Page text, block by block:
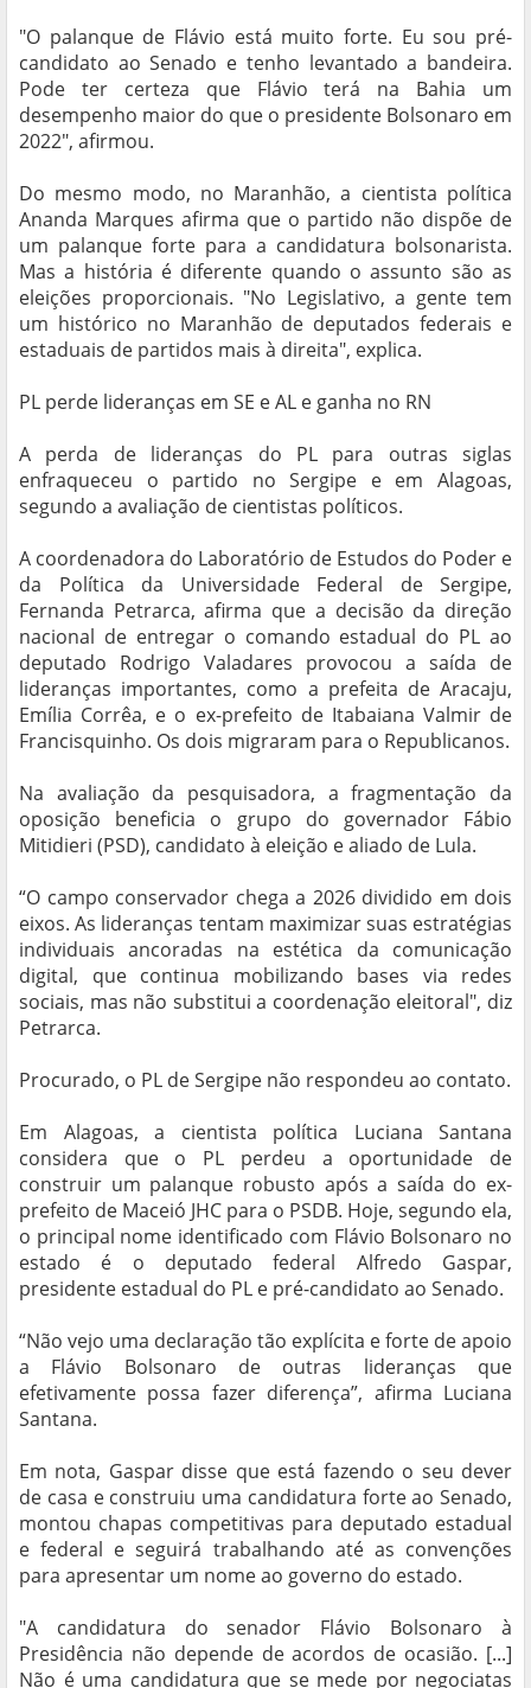
"O palanque de Flávio está muito forte. Eu sou pré-
candidato ao Senado e tenho levantado a bandeira.
Pode ter certeza que Flávio terá na Bahia um
desempenho maior do que o presidente Bolsonaro em
2022", afirmou.
Do mesmo modo, no Maranhão, a cientista política
Ananda Marques afirma que o partido não dispõe de
um palanque forte para a candidatura bolsonarista.
Mas a história é diferente quando o assunto são as
eleições proporcionais. "No Legislativo, a gente tem
um histórico no Maranhão de deputados federais e
estaduais de partidos mais à direita", explica.
PL perde lideranças em SE e AL e ganha no RN
A perda de lideranças do PL para outras siglas
enfraqueceu o partido no Sergipe e em Alagoas,
segundo a avaliação de cientistas políticos.
A coordenadora do Laboratório de Estudos do Poder e
da Política da Universidade Federal de Sergipe,
Fernanda Petrarca, afirma que a decisão da direção
nacional de entregar o comando estadual do PL ao
deputado Rodrigo Valadares provocou a saída de
lideranças importantes, como a prefeita de Aracaju,
Emília Corrêa, e o ex-prefeito de Itabaiana Valmir de
Francisquinho. Os dois migraram para o Republicanos.
Na avaliação da pesquisadora, a fragmentação da
oposição beneficia o grupo do governador Fábio
Mitidieri (PSD), candidato à eleição e aliado de Lula.
“O campo conservador chega a 2026 dividido em dois
eixos. As lideranças tentam maximizar suas estratégias
individuais ancoradas na estética da comunicação
digital, que continua mobilizando bases via redes
sociais, mas não substitui a coordenação eleitoral", diz
Petrarca.
Procurado, o PL de Sergipe não respondeu ao contato.
Em Alagoas, a cientista política Luciana Santana
considera que o PL perdeu a oportunidade de
construir um palanque robusto após a saída do ex-
prefeito de Maceió JHC para o PSDB. Hoje, segundo ela,
o principal nome identificado com Flávio Bolsonaro no
estado é o deputado federal Alfredo Gaspar,
presidente estadual do PL e pré-candidato ao Senado.
“Não vejo uma declaração tão explícita e forte de apoio
a Flávio Bolsonaro de outras lideranças que
efetivamente possa fazer diferença”, afirma Luciana
Santana.
Em nota, Gaspar disse que está fazendo o seu dever
de casa e construiu uma candidatura forte ao Senado,
montou chapas competitivas para deputado estadual
e federal e seguirá trabalhando até as convenções
para apresentar um nome ao governo do estado.
"A candidatura do senador Flávio Bolsonaro à
Presidência não depende de acordos de ocasião. [...]
Não é uma candidatura que se mede por negociatas